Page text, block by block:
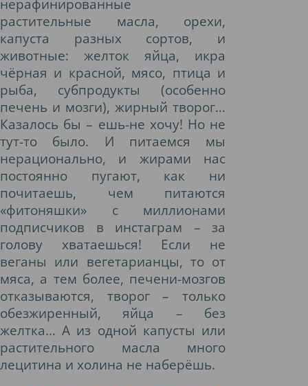
нерафинированные
растительные масла, орехи,
капуста разных сортов, и
животные: желток яйца, икра
чёрная и красной, мясо, птица и
рыба, субпродукты (особенно
печень и мозги), жирный творог…
Казалось бы – ешь-не хочу! Но не
тут-то было. И питаемся мы
нерационально, и жирами нас
постоянно пугают, как ни
почитаешь, чем питаются
«фитоняшки» с миллионами
подписчиков в инстаграм – за
голову хватаешься! Если не
веганы или вегетарианцы, то от
мяса, а тем более, печени-мозгов
отказываются, творог – только
обезжиренный, яйца – без
желтка… А из одной капусты или
растительного масла много
лецитина и холина не наберёшь.